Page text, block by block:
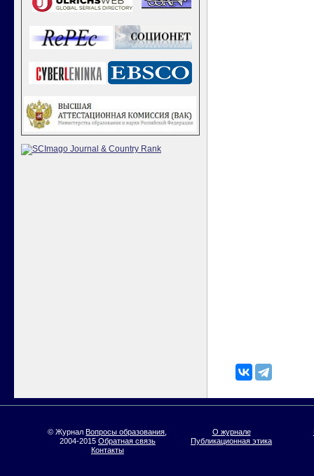
© ЖурналВопросы образования
2004-2015 Обратная связь
О журнале
Публикационная этика
Контакты